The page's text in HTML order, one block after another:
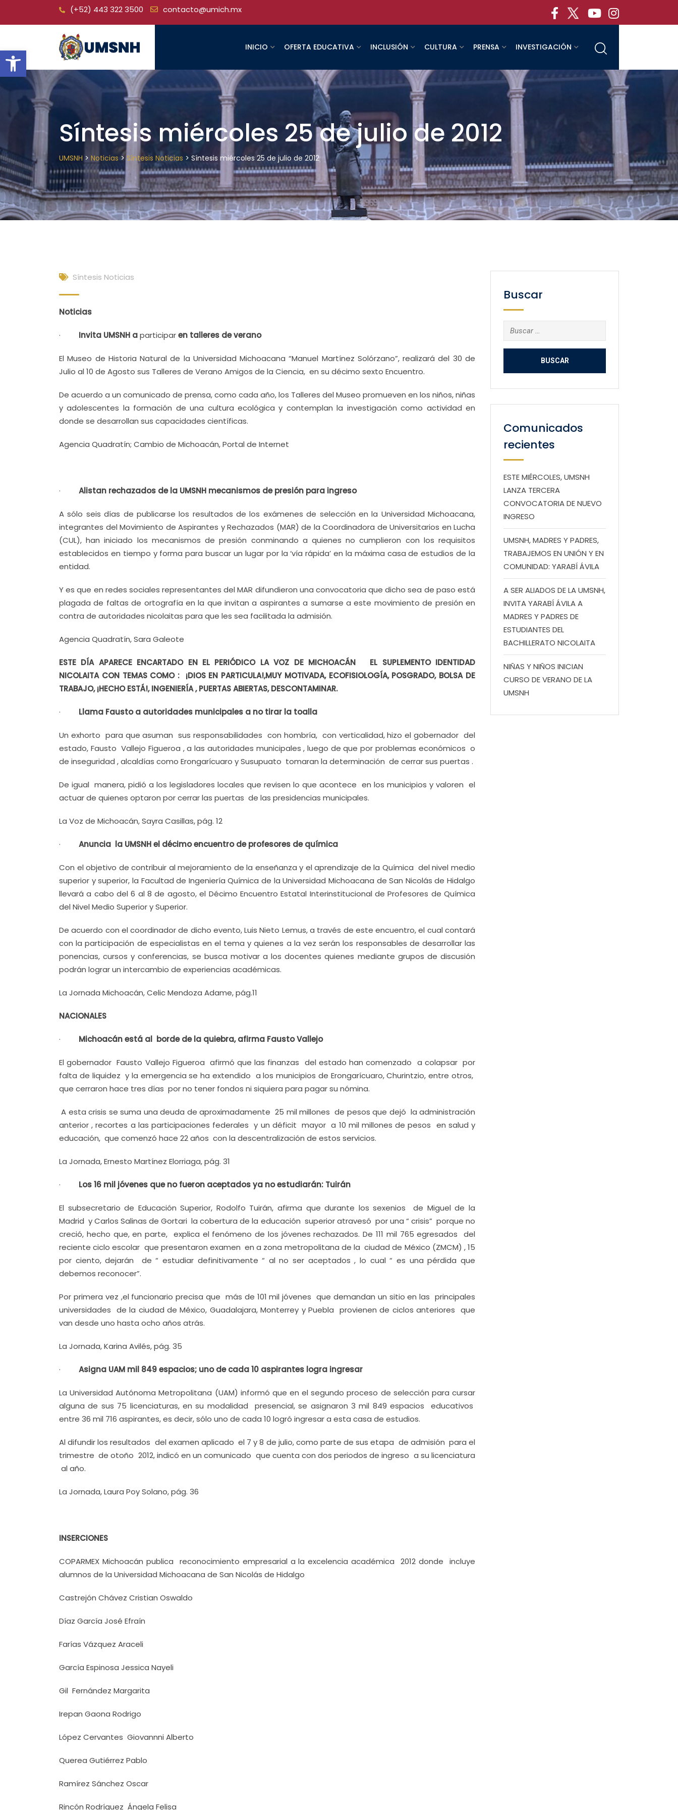
Open toolbar
(+52) 443 322 3500 contacto@umich.mx
INICIO OFERTA EDUCATIVA INCLUSIÓN CULTURA PRENSA INVESTIGACIÓN
Síntesis miércoles 25 de julio de 2012
UMSNH > Noticias>Síntesis Noticias > Síntesis miércoles 25 de julio de 2012
Síntesis Noticias
Noticias
· Invita UMSNH aparticiparen talleres de verano
El Museo de Historia Natural de la Universidad Michoacana “Manuel Martínez Solórzano”, realizará del 30 de
Julio al 10 de Agosto sus Talleres de Verano Amigos de la Ciencia, en su décimo sexto Encuentro.
De acuerdo a un comunicado de prensa, como cada año, los Talleres del Museo promueven en los niños, niñas
y adolescentes la formación de una cultura ecológica y contemplan la investigación como actividad en
donde se desarrollan sus capacidades científicas.
Agencia Quadratín; Cambio de Michoacán, Portal de Internet
· Alistan rechazados de la UMSNH mecanismos de presión para ingreso
A sólo seis días de publicarse los resultados de los exámenes de selección en la Universidad Michoacana,
integrantes del Movimiento de Aspirantes y Rechazados (MAR) de la Coordinadora de Universitarios en Lucha
(CUL), han iniciado los mecanismos de presión conminando a quienes no cumplieron con los requisitos
establecidos en tiempo y forma para buscar un lugar por la ‘vía rápida’ en la máxima casa de estudios de la
entidad.
Y es que en redes sociales representantes del MAR difundieron una convocatoria que dicho sea de paso está
plagada de faltas de ortografía en la que invitan a aspirantes a sumarse a este movimiento de presión en
contra de autoridades nicolaitas para que les sea facilitada la admisión.
Agencia Quadratín, Sara Galeote
ESTE DÍA APARECE ENCARTADO EN EL PERIÓDICO LA VOZ DE MICHOACÁN EL SUPLEMENTO IDENTIDAD
NICOLAITA CON TEMAS COMO : ¡DIOS EN PARTICULA!,MUY MOTIVADA, ECOFISIOLOGÍA, POSGRADO, BOLSA DE
TRABAJO, ¡HECHO ESTÁ!, INGENIERÍA , PUERTAS ABIERTAS, DESCONTAMINAR.
· Llama Fausto a autoridades municipales a no tirar la toalla
Un exhorto para que asuman sus responsabilidades con hombría, con verticalidad, hizo el gobernador del
estado, Fausto Vallejo Figueroa , a las autoridades municipales , luego de que por problemas económicos o
de inseguridad , alcaldías como Erongarícuaro y Susupuato tomaran la determinación de cerrar sus puertas .
De igual manera, pidió a los legisladores locales que revisen lo que acontece en los municipios y valoren el
actuar de quienes optaron por cerrar las puertas de las presidencias municipales.
La Voz de Michoacán, Sayra Casillas, pág. 12
· Anuncia la UMSNH el décimo encuentro de profesores de química
Con el objetivo de contribuir al mejoramiento de la enseñanza y el aprendizaje de la Química del nivel medio
superior y superior, la Facultad de Ingeniería Química de la Universidad Michoacana de San Nicolás de Hidalgo
llevará a cabo del 6 al 8 de agosto, el Décimo Encuentro Estatal Interinstitucional de Profesores de Química
del Nivel Medio Superior y Superior.
De acuerdo con el coordinador de dicho evento, Luis Nieto Lemus, a través de este encuentro, el cual contará
con la participación de especialistas en el tema y quienes a la vez serán los responsables de desarrollar las
ponencias, cursos y conferencias, se busca motivar a los docentes quienes mediante grupos de discusión
podrán lograr un intercambio de experiencias académicas.
La Jornada Michoacán, Celic Mendoza Adame, pág.11
NACIONALES
· Michoacán está al borde de la quiebra, afirma Fausto Vallejo
El gobernador Fausto Vallejo Figueroa afirmó que las finanzas del estado han comenzado a colapsar por
falta de liquidez y la emergencia se ha extendido a los municipios de Erongarícuaro, Churintzio, entre otros,
que cerraron hace tres días por no tener fondos ni siquiera para pagar su nómina.
A esta crisis se suma una deuda de aproximadamente 25 mil millones de pesos que dejó la administración
anterior , recortes a las participaciones federales y un déficit mayor a 10 mil millones de pesos en salud y
educación, que comenzó hace 22 años con la descentralización de estos servicios.
La Jornada, Ernesto Martínez Elorriaga, pág. 31
· Los 16 mil jóvenes que no fueron aceptados ya no estudiarán: Tuirán
El subsecretario de Educación Superior, Rodolfo Tuirán, afirma que durante los sexenios de Miguel de la
Madrid y Carlos Salinas de Gortari la cobertura de la educación superior atravesó por una “ crisis” porque no
creció, hecho que, en parte, explica el fenómeno de los jóvenes rechazados. De 111 mil 765 egresados del
reciente ciclo escolar que presentaron examen en a zona metropolitana de la ciudad de México (ZMCM) , 15
por ciento, dejarán de “ estudiar definitivamente “ al no ser aceptados , lo cual “ es una pérdida que
debemos reconocer”.
Por primera vez ,el funcionario precisa que más de 101 mil jóvenes que demandan un sitio en las principales
universidades de la ciudad de México, Guadalajara, Monterrey y Puebla provienen de ciclos anteriores que
van desde uno hasta ocho años atrás.
La Jornada, Karina Avilés, pág. 35
· Asigna UAM mil 849 espacios; uno de cada 10 aspirantes logra ingresar
La Universidad Autónoma Metropolitana (UAM) informó que en el segundo proceso de selección para cursar
alguna de sus 75 licenciaturas, en su modalidad presencial, se asignaron 3 mil 849 espacios educativos
entre 36 mil 716 aspirantes, es decir, sólo uno de cada 10 logró ingresar a esta casa de estudios.
Al difundir los resultados del examen aplicado el 7 y 8 de julio, como parte de sus etapa de admisión para el
trimestre de otoño 2012, indicó en un comunicado que cuenta con dos periodos de ingreso a su licenciatura
al año.
La Jornada, Laura Poy Solano, pág. 36
INSERCIONES
COPARMEX Michoacán publica reconocimiento empresarial a la excelencia académica 2012 donde incluye
alumnos de la Universidad Michoacana de San Nicolás de Hidalgo
Castrejón Chávez Cristian Oswaldo
Díaz García José Efraín
Farías Vázquez Araceli
García Espinosa Jessica Nayeli
Gil Fernández Margarita
Irepan Gaona Rodrigo
López Cervantes Giovannni Alberto
Querea Gutiérrez Pablo
Ramírez Sánchez Oscar
Rincón Rodríguez Ángela Felisa
Buscar
Buscar:
Comunicados
recientes
ESTE MIÉRCOLES, UMSNH
LANZA TERCERA
CONVOCATORIA DE NUEVO
INGRESO
UMSNH, MADRES Y PADRES,
TRABAJEMOS EN UNIÓN Y EN
COMUNIDAD: YARABÍ ÁVILA
A SER ALIADOS DE LA UMSNH,
INVITA YARABÍ ÁVILA A
MADRES Y PADRES DE
ESTUDIANTES DEL
BACHILLERATO NICOLAITA
NIÑAS Y NIÑOS INICIAN
CURSO DE VERANO DE LA
UMSNH